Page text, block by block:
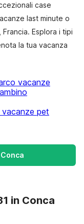
case
last minute o
Esplora i tipi
la tua vacanza
vacanze
pet
in Conca